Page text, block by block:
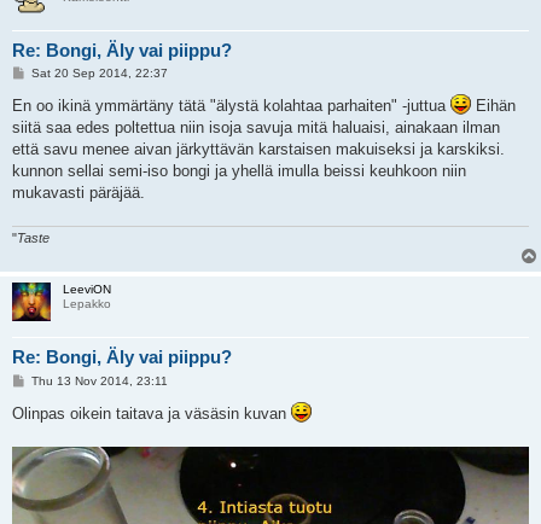
Re: Bongi, Äly vai piippu?
P
s
Sat 20 Sep 2014, 22:37
En oo ikinä ymmärtäny tätä "älystä kolahtaa parhaiten" -juttua
Eihän
siitä saa edes poltettua niin isoja savuja mitä haluaisi, ainakaan ilman
että savu menee aivan järkyttävän karstaisen makuiseksi ja karskiksi.
kunnon sellai semi-iso bongi ja yhellä imulla beissi keuhkoon niin
mukavasti päräjää.
"Taste
LeeviON
Lepakko
Re: Bongi, Äly vai piippu?
P
s
t
Thu 13 Nov 2014, 23:11
Olinpas oikein taitava ja väsäsin kuvan